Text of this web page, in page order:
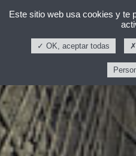
Este sitio web usa cookies y te
OK, aceptar todas